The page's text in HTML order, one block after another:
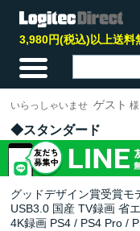
3,980円(税込)以上送料
いらっしゃいませ ゲスト 様
スタンダード
グッドデザイン賞受賞
USB3.0 国産 TV録画 省
4K録画 PS4 / PS4 Pro /